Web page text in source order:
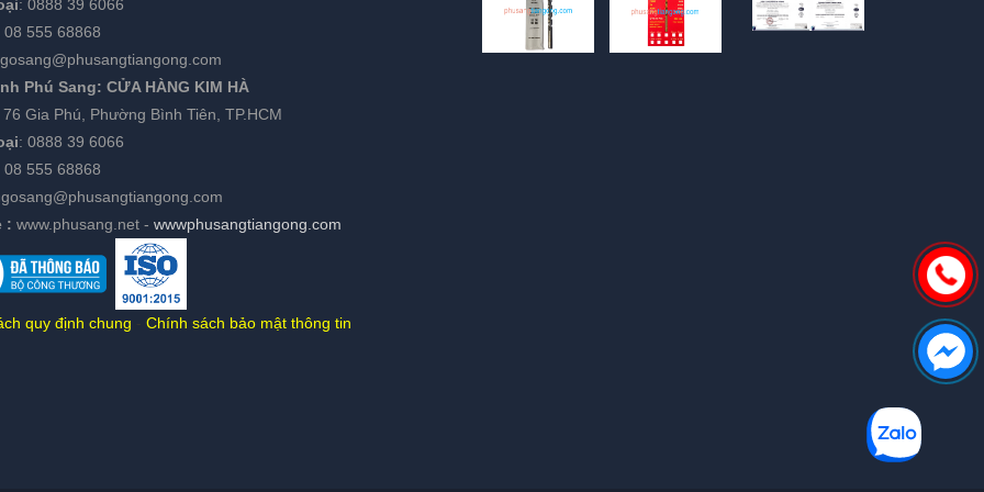
: 0888 39 6066
08 555 68868
Phú Sang: CỬA HÀNG KIM HÀ
76 Gia Phú, Phường Bình Tiên, TP.HCM
: 0888 39 6066
08 555 68868
: www.phusang.net - wwwphusangtiangong.com
quy định chung Chính sách bảo mật thông tin